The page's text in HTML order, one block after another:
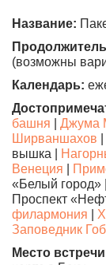
Название:
(возможны
Календарь:
башня
Джума
Ширваншахов
вышка |
Венеция
«Белый город» |
Проспект
филармония
Заповедник
Место